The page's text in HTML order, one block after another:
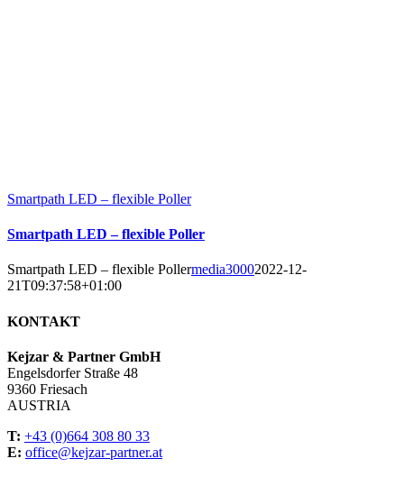
Smartpath LED – flexible Poller
Smartpath LED – flexible Poller
Smartpath LED – flexible Pollermedia30002022-12-
21T09:37:58+01:00
KONTAKT
Kejzar & Partner GmbH
Engelsdorfer Straße 48
9360 Friesach
AUSTRIA
T: +43 (0)664 308 80 33
E: office@kejzar-partner.at